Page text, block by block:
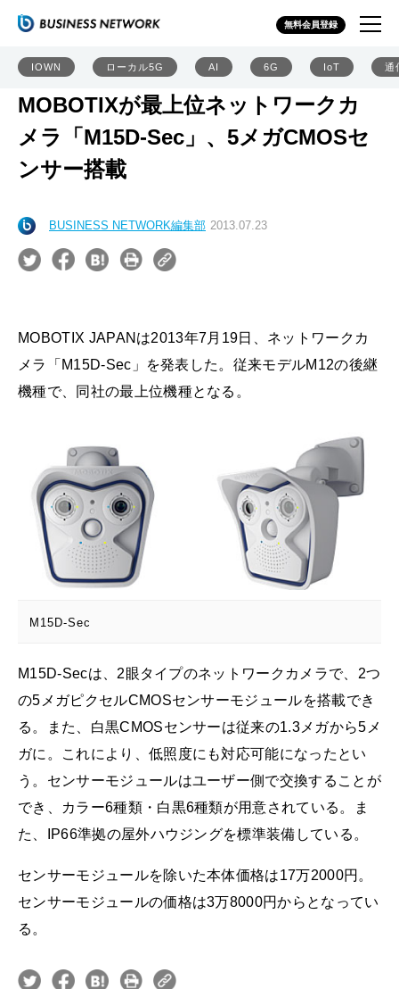
無料会員登録
IOWN ローカル5G AI 6G IoT 通
MOBOTIXが最上位ネットワークカ
メラ「M15D-Sec」、5メガCMOSセ
ンサー搭載
BUSINESS NETWORK編集部 2013.07.23
MOBOTIX JAPANは2013年7月19日、ネットワークカ
メラ「M15D-Sec」を発表した。従来モデルM12の後継
機種で、同社の最上位機種となる。
M15D-Sec
M15D-Secは、2眼タイプのネットワークカメラで、2つ
の5メガピクセルCMOSセンサーモジュールを搭載でき
る。また、白黒CMOSセンサーは従来の1.3メガから5メ
ガに。これにより、低照度にも対応可能になったとい
う。センサーモジュールはユーザー側で交換することが
でき、カラー6種類・白黒6種類が用意されている。ま
た、IP66準拠の屋外ハウジングを標準装備している。
センサーモジュールを除いた本体価格は17万2000円。
センサーモジュールの価格は3万8000円からとなってい
る。